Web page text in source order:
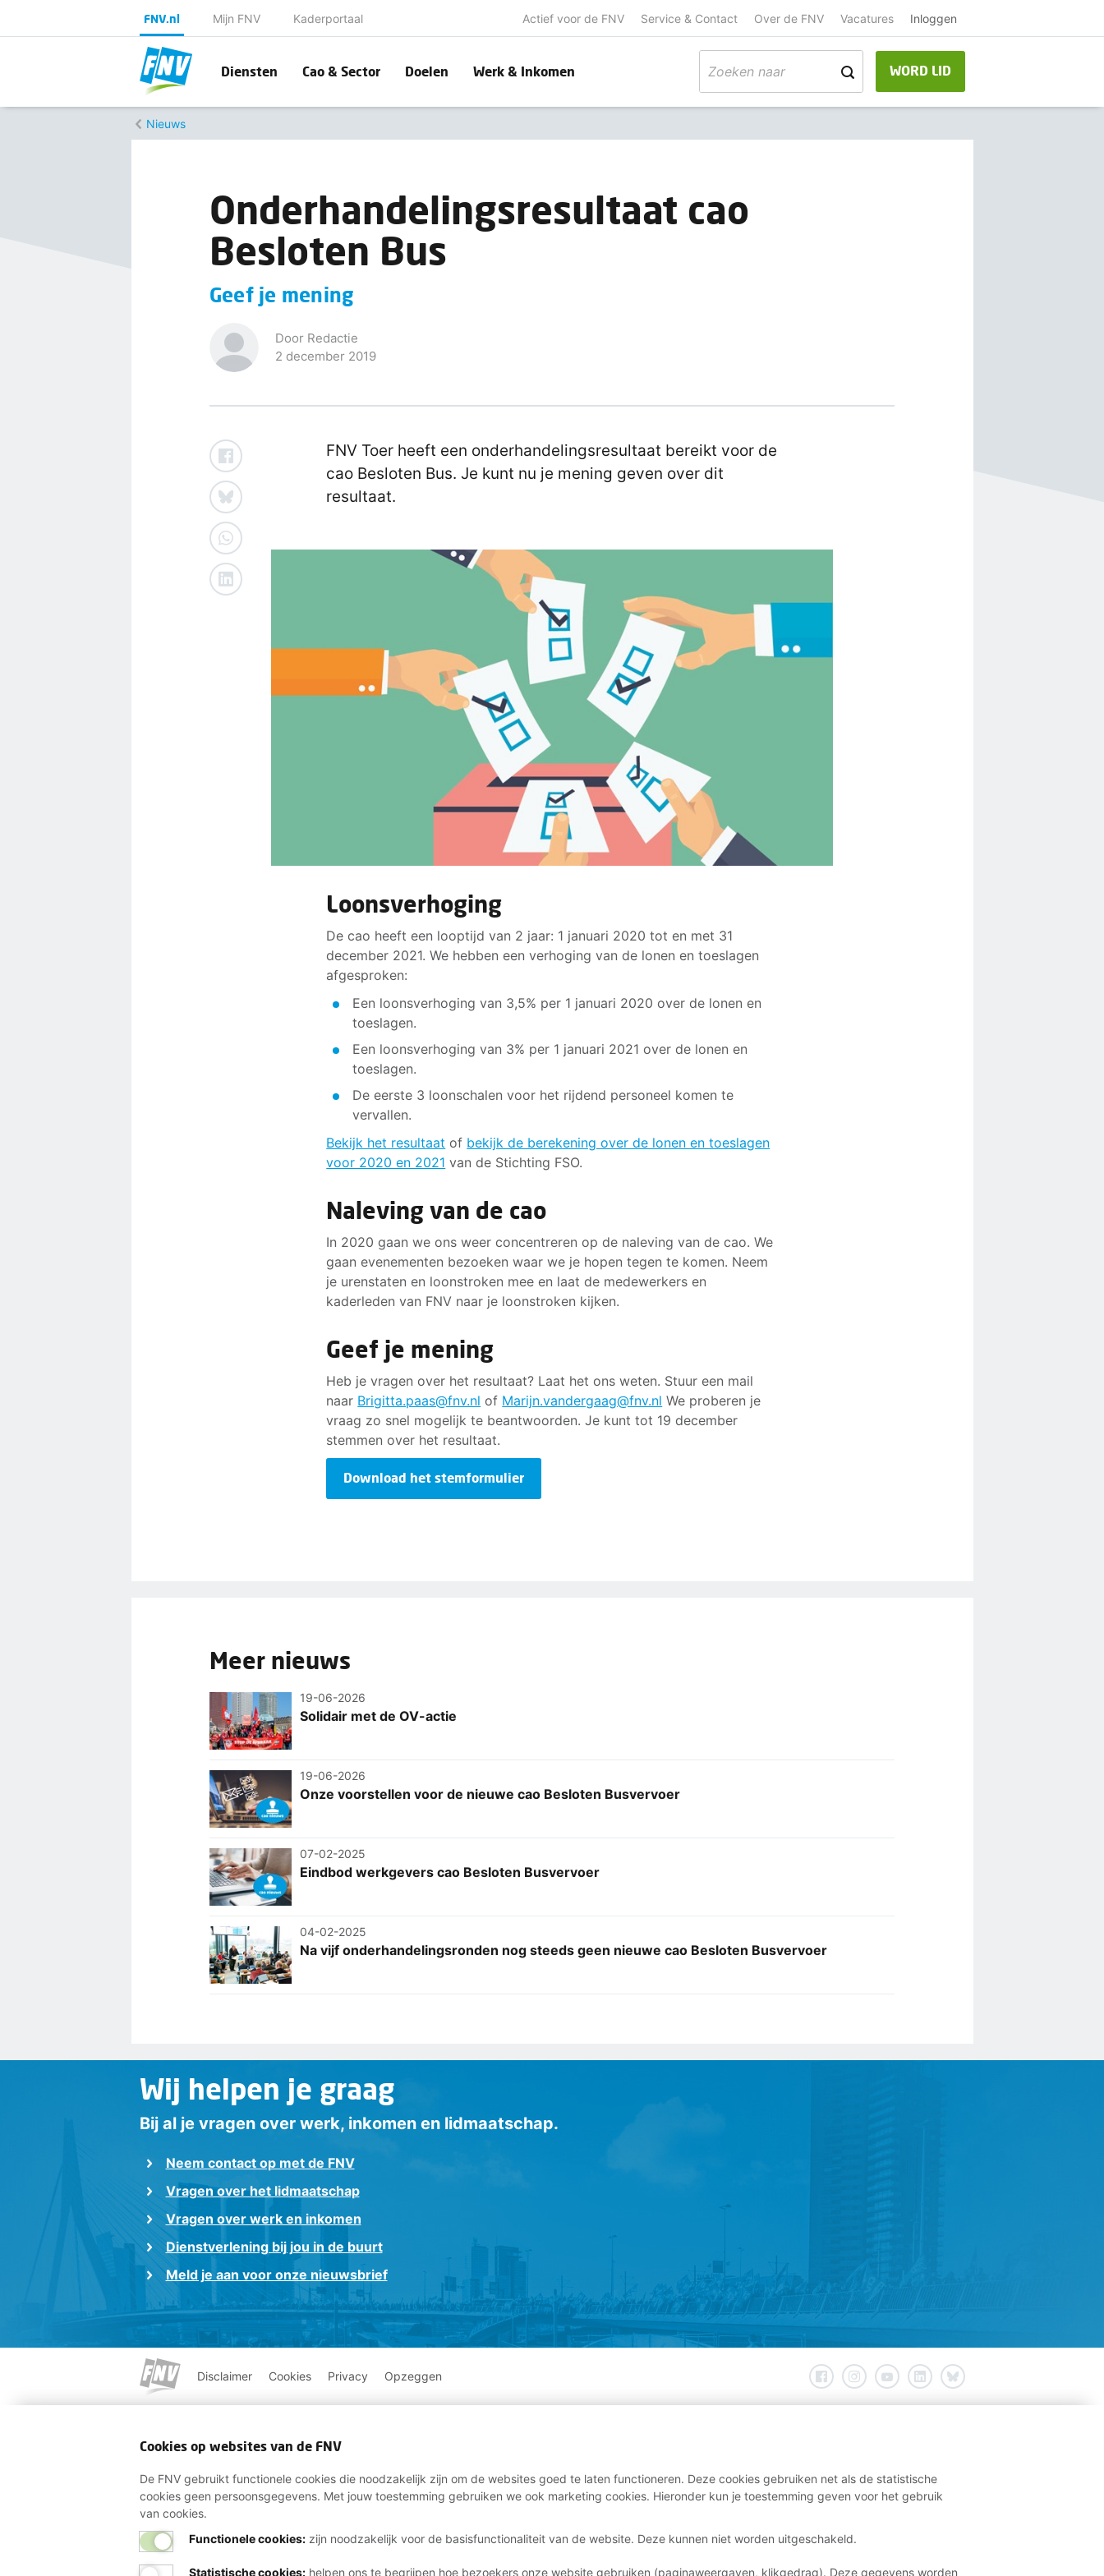
FNV.nl Mijn FNV Kaderportaal Actief voor de FNV Service & Contact Over de FNV Vacatures Inloggen
Diensten Cao & Sector Doelen Werk & Inkomen WORD LID
Nieuws
Onderhandelingsresultaat cao
Besloten Bus
Geef je mening
Door Redactie
2 december 2019
FNV Toer heeft een onderhandelingsresultaat bereikt voor de
cao Besloten Bus. Je kunt nu je mening geven over dit
resultaat.
Loonsverhoging
De cao heeft een looptijd van 2 jaar: 1 januari 2020 tot en met 31
december 2021. We hebben een verhoging van de lonen en toeslagen
afgesproken:
Een loonsverhoging van 3,5% per 1 januari 2020 over de lonen en
toeslagen.
Een loonsverhoging van 3% per 1 januari 2021 over de lonen en
toeslagen.
De eerste 3 loonschalen voor het rijdend personeel komen te
vervallen.
Bekijk het resultaat of bekijk de berekening over de lonen en toeslagen
voor 2020 en 2021 van de Stichting FSO.
Naleving van de cao
In 2020 gaan we ons weer concentreren op de naleving van de cao. We
gaan evenementen bezoeken waar we je hopen tegen te komen. Neem
je urenstaten en loonstroken mee en laat de medewerkers en
kaderleden van FNV naar je loonstroken kijken.
Geef je mening
Heb je vragen over het resultaat? Laat het ons weten. Stuur een mail
naar Brigitta.paas@fnv.nl of Marijn.vandergaag@fnv.nl We proberen je
vraag zo snel mogelijk te beantwoorden. Je kunt tot 19 december
stemmen over het resultaat.
Download het stemformulier
Meer nieuws
19-06-2026
Solidair met de OV-actie
19-06-2026
Onze voorstellen voor de nieuwe cao Besloten Busvervoer
07-02-2025
Eindbod werkgevers cao Besloten Busvervoer
04-02-2025
Na vijf onderhandelingsronden nog steeds geen nieuwe cao Besloten Busvervoer
Wij helpen je graag
Bij al je vragen over werk, inkomen en lidmaatschap.
Neem contact op met de FNV
Vragen over het lidmaatschap
Vragen over werk en inkomen
Dienstverlening bij jou in de buurt
Meld je aan voor onze nieuwsbrief
Disclaimer Cookies Privacy Opzeggen
Cookies op websites van de FNV
De FNV gebruikt functionele cookies die noodzakelijk zijn om de websites goed te laten functioneren. Deze cookies gebruiken net als de statistische
cookies geen persoonsgegevens. Met jouw toestemming gebruiken we ook marketing cookies. Hieronder kun je toestemming geven voor het gebruik
van cookies.
Functionele cookies:zijn noodzakelijk voor de basisfunctionaliteit van de website. Deze kunnen niet worden uitgeschakeld.
Statistische cookies: helpen ons te begrijpen hoe bezoekers onze website gebruiken (paginaweergaven, klikgedrag). Deze gegevens worden